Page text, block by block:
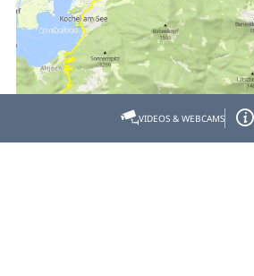
VIDEOS & WEBCAMS